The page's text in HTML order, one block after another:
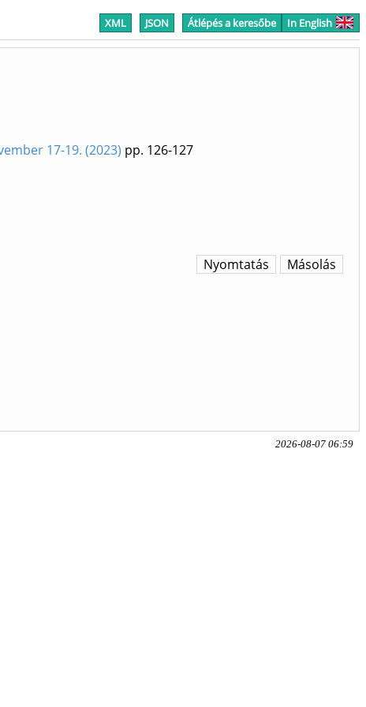
XML JSON Átlépés a keresőbe In English
17-19. (2023) pp. 126-127
Másolás
Nyomtatás
2026-08-07 06:59